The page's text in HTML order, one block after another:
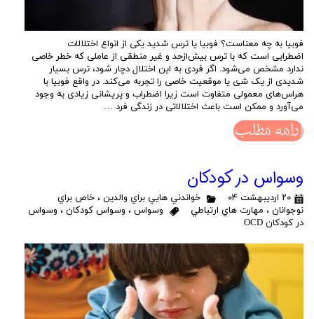
فوبیا به چه معناست؟ فوبیا یا ترس شدید یکی از انواع اختلالات
اضطرابی است که با ترس بیش‌ازحد و غیر منطقی از عاملی که خطر خاصی
ندارد مشخص می‌شود. اگر فردی به این اختلال دچار شود، ترس بسیار
شدیدی از یک شئ یا موقعیت خاصی را تجربه می‌کند. در واقع فوبیا با
هراس‌های معمولی متفاوت است زیرا اضطراب و پریشانی زیادی به وجود
می‌آورد و ممکن است باعث اختلالاتی در زندگی فرد …
ادامه مطلب
وسواس در کودکان
۲۰ اردیبهشت ۰۴ خواندني هايي براي والدين ، خاص براي
نوجوانان ، مهارت هاي ارتباطي وسواس ، وسواس کودکان ، وسواس
در کودکان OCD